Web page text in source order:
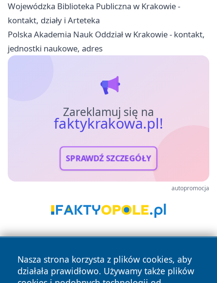
Wojewódzka Biblioteka Publiczna w Krakowie -
kontakt, działy i Arteteka
Polska Akademia Nauk Oddział w Krakowie - kontakt,
jednostki naukowe, adres
Zareklamuj się na
faktykrakowa.pl!
SPRAWDŹ SZCZEGÓŁY
autopromocja
Nasza strona korzysta z plików cookies, aby
działała prawidłowo. Używamy także plików